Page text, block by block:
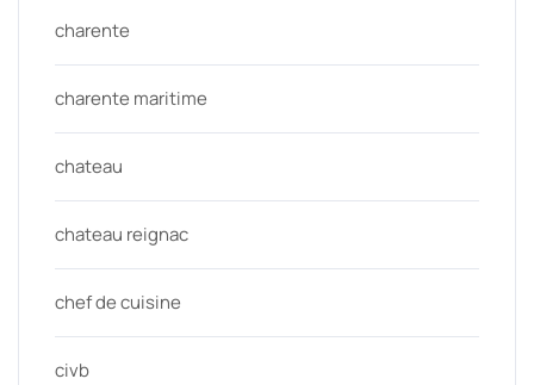
charente
charente maritime
chateau
chateau reignac
chef de cuisine
civb